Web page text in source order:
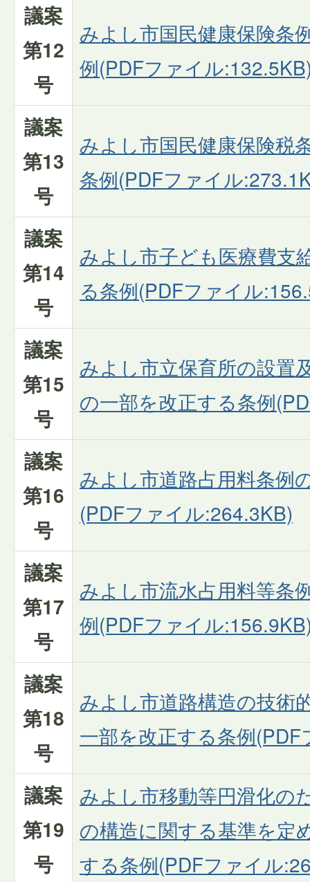
議案
第12
号
みよし市国民健康保険条
例(PDFファイル
議案
第13
号
みよし市国民健康保険税
条例(PDFファイル
議案
第14
号
みよし市子ども医療費支
る条例(PDFファイル
議案
第15
号
みよし市立保育所の設置
の一部を改正する条例
議案
第16
号
みよし市道路占用料条例
(PDFファイル:264.3KB)
議案
第17
号
みよし市流水占用料等条
例(PDFファイル
議案
第18
号
みよし市道路構造の技術
一部を改正する条例
議案
第19
号
みよし市移動等円滑化の
の構造に関する基準を定
する条例(PDFファイル